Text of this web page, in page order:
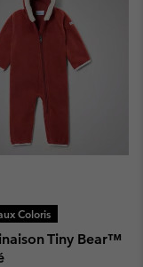
Coloris
Tiny Bear™